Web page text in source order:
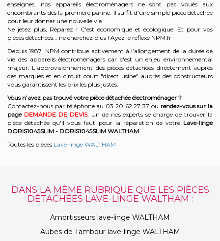
enseignes, nos appareils électroménagers ne sont pas voués aux
encombrants dès la première panne. Il suffit d'une simple pièce détachée
pour leur donner une nouvelle vie.
Ne jetez plus, Réparez ! C'est économique et écologique. Et pour vos
pièces détachées... ne cherchez plus ! Ayez le réflexe NPM.fr
Depuis 1987, NPM contribue activement à l’allongement de la durée de
vie des appareils électroménagers car c'est un enjeu environnemental
majeur. L'approvisionnement des pièces détachées directement auprès
des marques et en circuit court "direct usine" auprès des constructeurs
vous garantissent les prix les plus justes.
Vous n’avez pas trouvé votre pièce détachée électroménager ?
Contactez-nous par téléphone au 03 20 62 27 37 ou rendez-vous sur la
page DEMANDE DE DEVIS. Un de nos experts se charge de trouver la
pièce détachée qu'il vous faut pour la réparation de votre Lave-linge
DORIS1045SLIM - DORIS1045SLIM WALTHAM
Toutes les pièces Lave-linge WALTHAM
DANS LA MÊME RUBRIQUE QUE LES PIÈCES
DÉTACHÉES LAVE-LINGE WALTHAM :
Amortisseurs lave-linge WALTHAM
Aubes de Tambour lave-linge WALTHAM